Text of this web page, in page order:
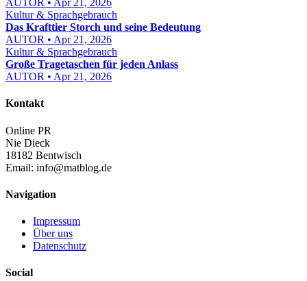
AUTOR • Apr 21, 2026
Kultur & Sprachgebrauch
Das Krafttier Storch und seine Bedeutung
AUTOR • Apr 21, 2026
Kultur & Sprachgebrauch
Große Tragetaschen für jeden Anlass
AUTOR • Apr 21, 2026
Kontakt
Online PR
Nie Dieck
18182 Bentwisch
Email: info@matblog.de
Navigation
Impressum
Über uns
Datenschutz
Social